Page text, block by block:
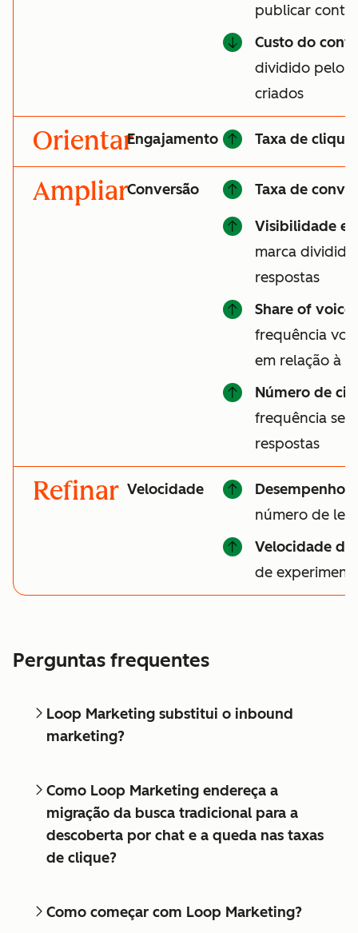
publicar
Custo do
dividido pelo
criados
OrientarEngajamento Taxa de
AmpliarConversão Taxa de
Visibilidade
marca
respostas
Share of voice
frequência
em relação à
Número de
frequência
respostas
Refinar Velocidade
Desempenho
número de
Velocidade do
de
Perguntas frequentes
Loop Marketing substitui o inbound
marketing?
Como Loop Marketing endereça a
migração da busca tradicional para a
descoberta por chat e a queda nas taxas
de clique?
Como começar com Loop Marketing?